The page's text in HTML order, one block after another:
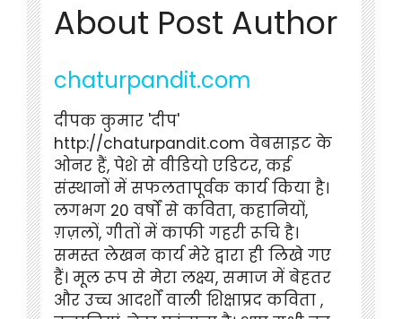
About Post Author
chaturpandit.com
दीपक कुमार 'दीप'
http://chaturpandit.com वेबसाइट के
ओनर हैं, पेशे से वीडियो एडिटर, कई
संस्थानों में सफलतापूर्वक कार्य किया है।
लगभग 20 वर्षों से कविता, कहानियों,
ग़ज़लों, गीतों में काफी गहरी रूचि है।
समस्त लेखन कार्य मेरे द्वारा ही लिखे गए
हैं। मूल रूप से मेरा लक्ष्य, समाज में बेहतर
और उच्च आदर्शों वाली शिक्षाप्रद कविता ,